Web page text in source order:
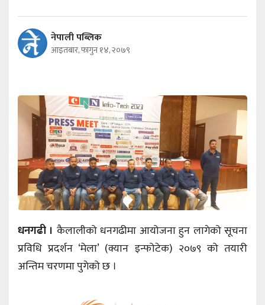
नेपाली पब्लिक
आइतबार, फागुन १४, २०७९
धनगढी । कैलालीको धनगढीमा आयोजना हुन लागेको सूचना
प्रविधि प्रदर्शन ‘मेला’ (क्यान इन्फोटेक) २०७९ को तयारी
अन्तिम चरणमा पुगेको छ ।